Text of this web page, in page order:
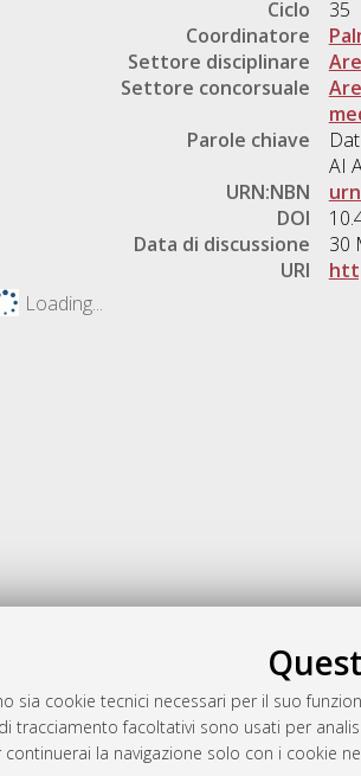
sia cookie tecnici necessari per il suo
tracciamento facoltativi sono usati per
la navigazione solo con i cookie
Ciclo
35
Coordinatore
Settore disciplinare
Settore concorsuale
Parole chiave
AI
URN:NBN
DOI
Data di discussione
30
URI
Loading...
AMS Dottorato
ISSN: 2038-7946
Servizio implementato e